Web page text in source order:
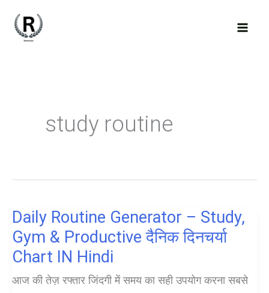
study routine
Daily Routine Generator – Study,
Gym & Productive दैनिक दिनचर्या
Chart IN Hindi
आज की तेज़ रफ्तार जिंदगी में समय का सही उपयोग करना सबसे